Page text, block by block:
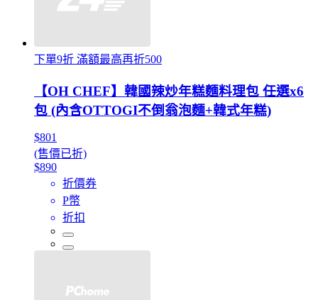
下單9折 滿額最高再折500
【OH CHEF】韓國辣炒年糕麵料理包 任選x6
包 (內含OTTOGI不倒翁泡麵+韓式年糕)
$801
(售價已折)
$890
折價券
P幣
折扣